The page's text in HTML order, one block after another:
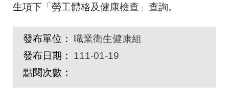
生項下「勞工體格及健康檢查」查詢。
發布單位： 職業衛生健康組
發布日期：
111-01-19
點閱次數：